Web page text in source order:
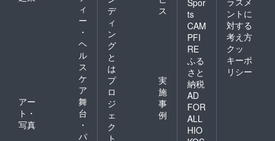
ィ
ー
・
ヘ
ル
ス
ケ
ア
アー
ト・
写真
舞
台
・
パ
デ
ィ
ン
グ
と
は
ス
プ
ロ
ジ
ェ
ク
ト
実
施
事
例
Spor
ts
CAM
PFI
RE
ふる
さと
納税
AD
FOR
ALL
HIO
ントに
対する
考え方
クッ
キーポ
リシー